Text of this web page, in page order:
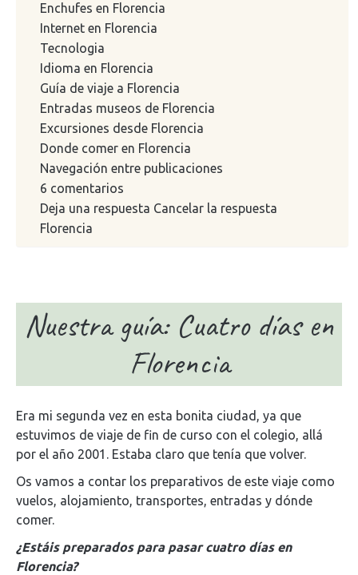
Enchufes en Florencia
Internet en Florencia
Tecnologia
Idioma en Florencia
Guía de viaje a Florencia
Entradas museos de Florencia
Excursiones desde Florencia
Donde comer en Florencia
Navegación entre publicaciones
6 comentarios
Deja una respuesta Cancelar la respuesta
Florencia
Nuestra guía: Cuatro días en
Florencia
Era mi segunda vez en esta bonita ciudad, ya que
estuvimos de viaje de fin de curso con el colegio, allá
por el año 2001. Estaba claro que tenía que volver.
Os vamos a contar los preparativos de este viaje como
vuelos, alojamiento, transportes, entradas y dónde
comer.
¿Estáis preparados para pasar cuatro días en
Florencia?